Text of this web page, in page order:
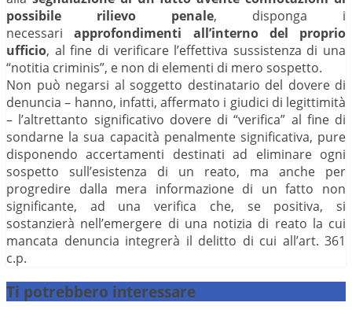
possibile rilievo penale, disponga i
necessariapprofondimenti all’interno del proprio
ufficio, al fine di verificare l’effettiva sussistenza di una
“notitia criminis”, e non di elementi di mero sospetto.
Non può negarsi al soggetto destinatario del dovere di
denuncia – hanno, infatti, affermato i giudici di legittimità
– l’altrettanto significativo dovere di “verifica” al fine di
sondarne la sua capacità penalmente significativa, pure
disponendo accertamenti destinati ad eliminare ogni
sospetto sull’esistenza di un reato, ma anche per
progredire dalla mera informazione di un fatto non
significante, ad una verifica che, se positiva, si
sostanzierà nell’emergere di una notizia di reato la cui
mancata denuncia integrerà il delitto di cui all’art. 361
c.p.
Ti potrebbero interessare